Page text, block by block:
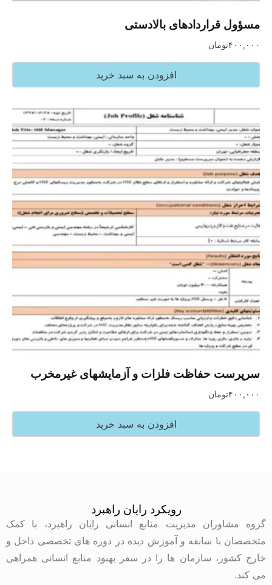
مسؤول قراردادهای بالادستی
۴۰۰,۰۰۰تومان
افزودن به سبد خرید
سرپرست حفاظت فلزات و آزمایشهای غیرمخرب
۴۰۰,۰۰۰تومان
افزودن به سبد خرید
رویکرد رایان راهبرد
گروه مشاوران مدیریت منابع انسانی رایان راهبرد، با کمک
متخصصان با سابقه و آموزش دیده در دوره های تخصصی داخل و
خارج کشور، سازمان ها را در سفر بهبود منابع انسانی همراهی
می کند.